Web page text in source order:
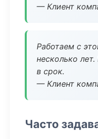
— Клиент
Работаем с
несколько лет.
в срок.
— Клиент
Часто